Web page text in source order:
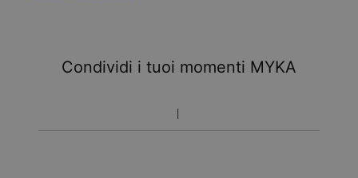
Condividi i tuoi momenti MYKA